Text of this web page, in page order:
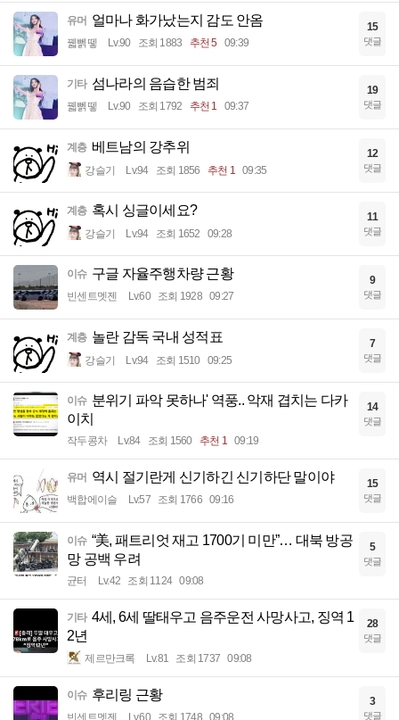
유머 얼마나 화가났는지 감도 안옴
꿻뻵뗗 Lv.90 조회 1883 추천 5 09:39
15
댓글
기타 섬나라의 음습한 범죄
꿻뻵뗗 Lv.90 조회 1792 추천 1 09:37
19
댓글
계층 베트남의 강추위
강슬기 Lv.94 조회 1856 추천 1 09:35
12
댓글
계층 혹시 싱글이세요?
강슬기 Lv.94 조회 1652 09:28
11
댓글
이슈 구글 자율주행차량 근황
빈센트멧젠 Lv.60 조회 1928 09:27
9
댓글
계층 놀란 감독 국내 성적표
강슬기 Lv.94 조회 1510 09:25
7
댓글
이슈 분위기 파악 못하나' 역풍.. 악재 겹치는 다카
이치
작두콩차 Lv.84 조회 1560 추천 1 09:19
14
댓글
유머 역시 절기란게 신기하긴 신기하단 말이야
백합에이슬 Lv.57 조회 1766 09:16
15
댓글
이슈 “美, 패트리엇 재고 1700기 미만”… 대북 방공
망 공백 우려
균터 Lv.42 조회 1124 09:08
5
댓글
기타 4세, 6세 딸태우고 음주운전 사망사고, 징역 1
2년
제르만크록 Lv.81 조회 1737 09:08
28
댓글
이슈 후리링 근황 3
댓글